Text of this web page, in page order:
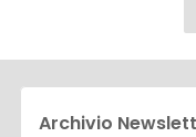
Archivio